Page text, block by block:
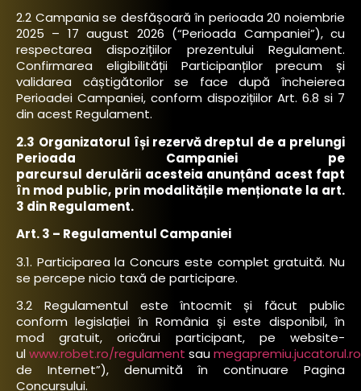
2.2 Campania se desfășoară în perioada 20 noiembrie
2025 – 17 august 2026 (“Perioada Campaniei”), cu
respectarea dispozițiilor prezentului Regulament.
Confirmarea eligibilității Participanților precum și
validarea câștigătorilor se face după încheierea
Perioadei Campaniei, conform dispozițiilor Art. 6.8 si 7
din acest Regulament.
2.3 Organizatorul își rezervă dreptul de a prelungi
Perioada Campaniei pe
parcursul derulării acesteia anunțând acest fapt
în mod public, prin modalitățile menționate la art.
3 din Regulament.
Art. 3 – Regulamentul Campaniei
3.1. Participarea la Concurs este complet gratuită. Nu
se percepe nicio taxă de participare.
3.2 Regulamentul este întocmit și făcut public
conform legislației în România și este disponibil, în
mod gratuit, oricărui participant, pe website-
ulwww.robet.ro/regulament sau
de Internet”), denumită în continuare Pagina
Concursului.